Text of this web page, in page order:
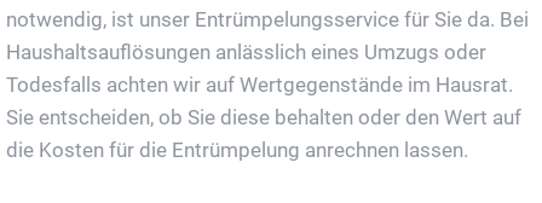
notwendig, ist unser Entrümpelungsservice für Sie da. Bei
Haushaltsauflösungen anlässlich eines Umzugs oder
Todesfalls achten wir auf Wertgegenstände im Hausrat.
Sie entscheiden, ob Sie diese behalten oder den Wert auf
die Kosten für die Entrümpelung anrechnen lassen.